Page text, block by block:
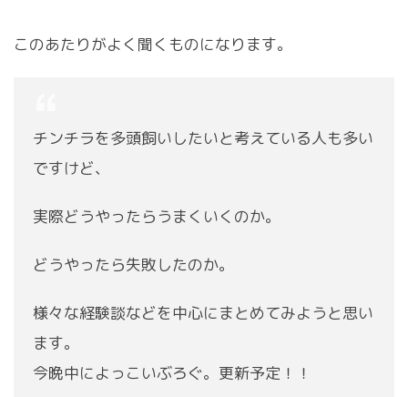
このあたりがよく聞くものになります。
チンチラを多頭飼いしたいと考えている人も多い
ですけど、
実際どうやったらうまくいくのか。
どうやったら失敗したのか。
様々な経験談などを中心にまとめてみようと思い
ます。
今晩中によっこいぶろぐ。更新予定！！